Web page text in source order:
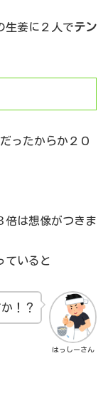
生姜に２人でテン
ったからか２０
倍は想像がつきま
ていると
はっしーさん
！？